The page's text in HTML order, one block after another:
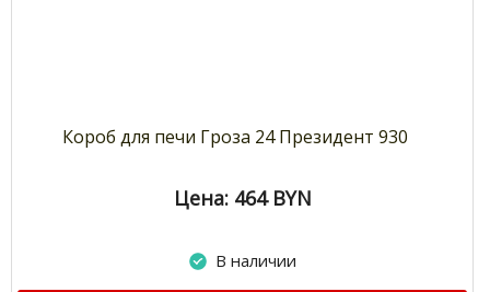
Короб для печи Гроза 24 Президент 930
Цена: 464 BYN
В наличии